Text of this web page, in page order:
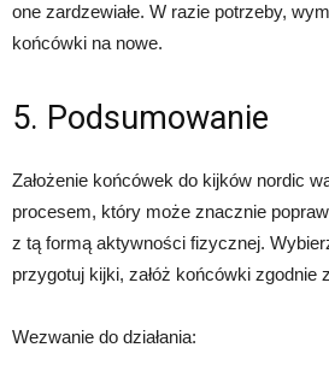
one zardzewiałe. W razie potrzeby,
końcówki na nowe.
5. Podsumowanie
Założenie końcówek do kijków nordic
procesem, który może znacznie
z tą formą aktywności fizycznej.
przygotuj kijki, załóż końcówki zgodnie
Wezwanie do działania: